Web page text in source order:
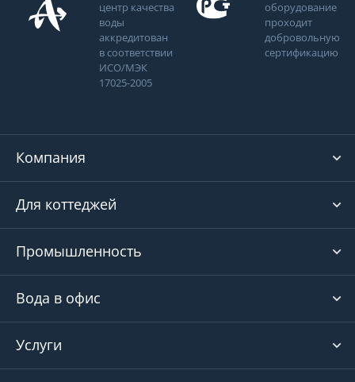
центр качества
воды
аккредитован
в соответствии
ИСО/МЭК
17025-2005
оборудование
проходит
добровольную
сертификацию
Компания
Для коттеджей
Промышленность
Вода в офис
Услуги